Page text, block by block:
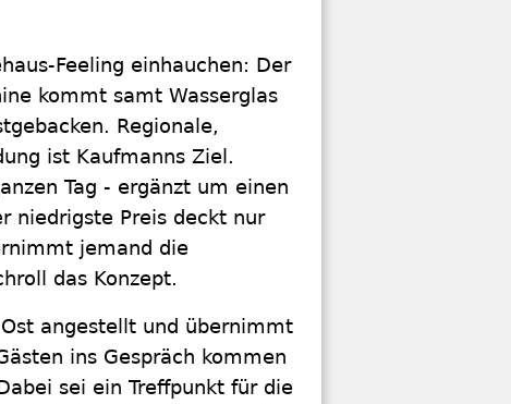
Feeling einhauchen: Der
kommt samt Wasserglas
Regionale,
ist Kaufmanns Ziel.
Tag - ergänzt um einen
niedrigste Preis deckt nur
jemand die
das Konzept.
angestellt und übernimmt
ins Gespräch kommen
sei ein Treffpunkt für die